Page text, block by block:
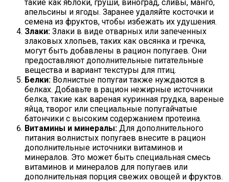
такие как яблоки, груши, виноград, сливы, манго,
апельсины и ягоды. Заранее удаляйте косточки и
семена из фруктов, чтобы избежать их удушения.
Злаки: Злаки в виде отварных или запеченных
злаковых хлопьев, таких как овсянка и гречка,
могут быть добавлены в рацион попугаев. Они
предоставляют дополнительные питательные
вещества и вариант текстуры для птиц.
Белки: Волнистые попугаи также нуждаются в
белках. Добавьте в рацион нежирные источники
белка, такие как вареная куринная грудка, вареные
яйца, творог или специальные попугайчатые
батончики с высоким содержанием протеина.
Витамины и минералы: Для дополнительного
питания волнистых попугаев внесите в рацион
дополнительные источники витаминов и
минералов. Это может быть специальная смесь
витаминов и минералов для попугаев или
дополнительная порция свежих овощей и фруктов.